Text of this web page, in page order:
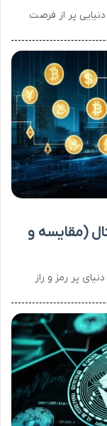
پر از فرصت
(مقایسه و
پر رمز و راز